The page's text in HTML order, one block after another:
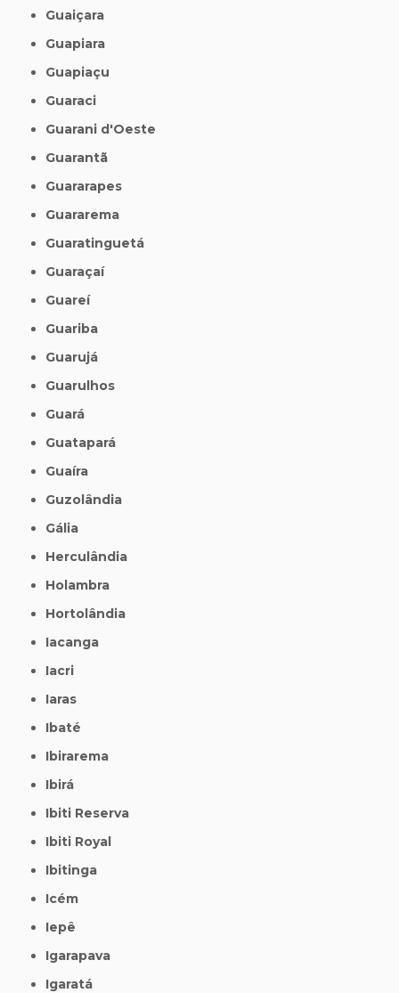
Guaiçara
Guapiara
Guapiaçu
Guaraci
Guarani d'Oeste
Guarantã
Guararapes
Guararema
Guaratinguetá
Guaraçaí
Guareí
Guariba
Guarujá
Guarulhos
Guará
Guatapará
Guaíra
Guzolândia
Gália
Herculândia
Holambra
Hortolândia
Iacanga
Iacri
Iaras
Ibaté
Ibirarema
Ibirá
Ibiti Reserva
Ibiti Royal
Ibitinga
Icém
Iepê
Igarapava
Igaratá